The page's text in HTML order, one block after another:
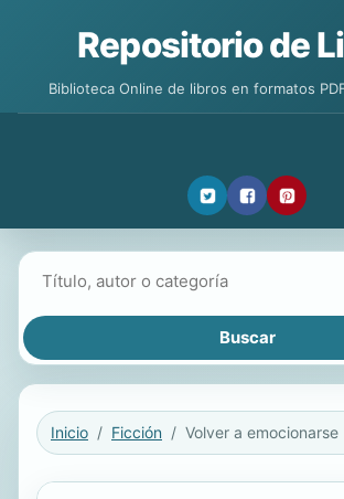
Repositorio de
Biblioteca Online de libros en formatos
Inicio Ficción Volver a emocionarse